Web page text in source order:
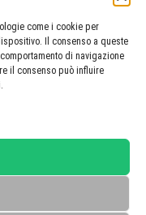
come i cookie per
Il consenso a queste
di navigazione
il consenso può influire